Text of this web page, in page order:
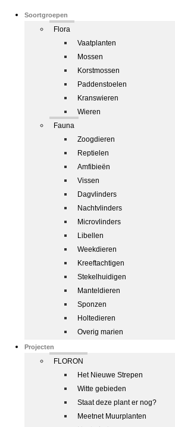
Soortgroepen
Flora
Vaatplanten
Mossen
Korstmossen
Paddenstoelen
Kranswieren
Wieren
Fauna
Zoogdieren
Reptielen
Amfibieën
Vissen
Dagvlinders
Nachtvlinders
Microvlinders
Libellen
Weekdieren
Kreeftachtigen
Stekelhuidigen
Manteldieren
Sponzen
Holtedieren
Overig marien
Projecten
FLORON
Het Nieuwe Strepen
Witte gebieden
Staat deze plant er nog?
Meetnet Muurplanten